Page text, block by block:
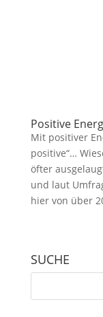
Positive
Mit positiver
positive“…
öfter
und laut
hier von über
SUCHE